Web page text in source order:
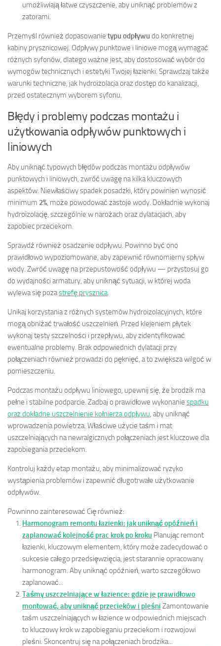
umożliwiają łatwe czyszczenie, aby uniknąć problemów z
zatorami.
Przemyśl również dopasowanie typu odpływudo konkretnej
kabiny prysznicowej. Odpływy punktowe i liniowe mogą wymagać
różnych syfonów, dlatego ważne jest, aby dostosować wybór do
wymogów technicznych i estetyki Twojej łazienki. Sprawdzaj także
warunki techniczne, jak hydroizolacja oraz dostęp do kanalizacji,
przed ostatecznym wyborem syfonu.
Błędy i problemy podczas montażu i
użytkowania odpływów punktowych i
liniowych
Aby uniknąć typowych błędów podczas montażu odpływów
punktowych i liniowych, zwróć uwagę na kilka kluczowych
aspektów. Niewłaściwy spadek posadzki, który powinien wynosić
minimum 2%, może powodować zastoje wody. Dokładnie wykonaj
hydroizolację, szczególnie w narożach oraz dylatacjach, aby
zapobiec przeciekom.
Sprawdź również osadzenie odpływu. Powinno być ono
prawidłowo wypoziomowane, aby zapewnić równomierny spływ
wody. Zwróć uwagę na przepustowość odpływu — przystosuj go
do wydajności armatury, aby uniknąć sytuacji, w której woda
wylewa się pozastrefę prysznica.
Unikaj korzystania z różnych systemów hydroizolacyjnych, które
mogą obniżać trwałość uszczelnień. Przed klejeniem płytek
wykonaj testy szczelności i przepływu, aby zidentyfikować
ewentualne problemy. Brak odpowiednich dylatacji przy
połączeniach również prowadzi do pęknięć, a to zwiększa wilgoć w
pomieszczeniu.
Podczas montażu odpływu liniowego, upewnij się, że brodzik ma
pełne i stabilne podparcie. Zadbaj o prawidłowe wykonanie spadku
oraz dokładne uszczelnienie kołnierza odpływu, aby uniknąć
wprowadzenia powietrza. Właściwe użycie taśm i mat
uszczelniających na newralgicznych połączeniach jest kluczowe dla
zapobiegania przeciekom.
Kontroluj każdy etap montażu, aby minimalizować ryzyko
wystąpienia problemów i zapewnić długotrwałe użytkowanie
odpływów.
Powninno zainteresować Cię również:
Harmonogram remontu łazienki: jak uniknąć opóźnień i
zaplanować kolejność prac krok po kroku Planując remont
łazienki, kluczowym elementem, który może zadecydować o
sukcesie całego przedsięwzięcia, jest starannie opracowany
harmonogram. Aby uniknąć opóźnień, warto szczegółowo
zaplanować...
Taśmy uszczelniające w łazience: gdzie je prawidłowo
montować, aby uniknąć przecieków i pleśni Zamontowanie
taśm uszczelniających w łazience w odpowiednich miejscach
to kluczowy krok w zapobieganiu przeciekom i rozwojowi
pleśni. Skoncentruj się na połączeniach brodzika...